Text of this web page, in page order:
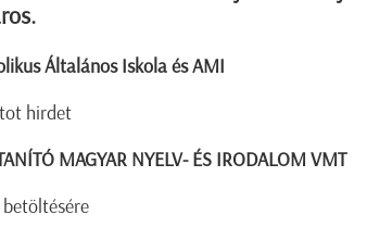
Általános Iskola és AMI
hirdet
MAGYAR NYELV- ÉS IRODALOM VMT